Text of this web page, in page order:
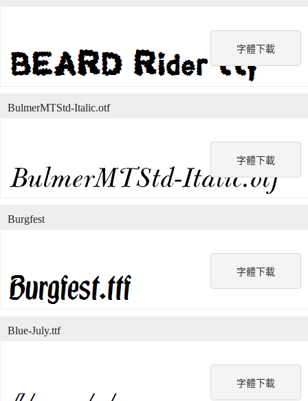
字體下載
字體下載
BulmerMTStd-Italic.otf
字體下載
Burgfest
字體下載
Blue-July.ttf